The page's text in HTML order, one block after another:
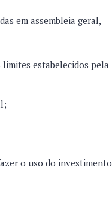
em assembleia geral,
estabelecidos pela
o uso do investimento